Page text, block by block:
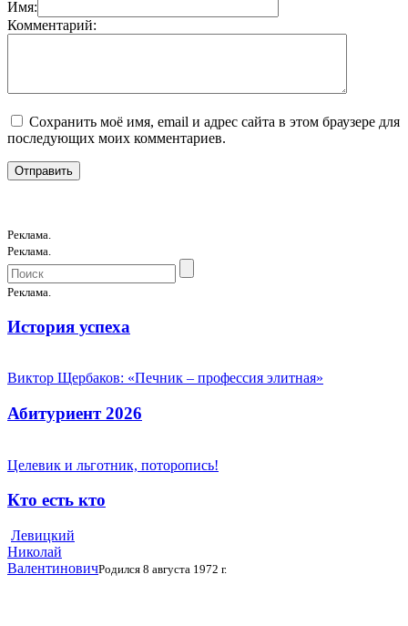
Имя:
Комментарий:
Сохранить моё имя, email и адрес сайта в этом браузере для
последующих моих комментариев.
Реклама.
Реклама.
Реклама.
История успеха
Виктор Щербаков: «Печник – профессия элитная»
Абитуриент 2026
Целевик и льготник, поторопись!
Кто есть кто
Левицкий
Николай
ВалентиновичРодился 8 августа 1972 г.